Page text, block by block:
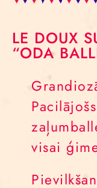
LE DOUX
“ODA
visai